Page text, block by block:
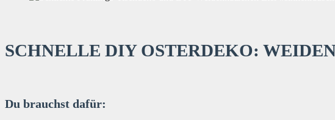
SCHNELLE DIY OSTERDEKO:
Du brauchst dafür: